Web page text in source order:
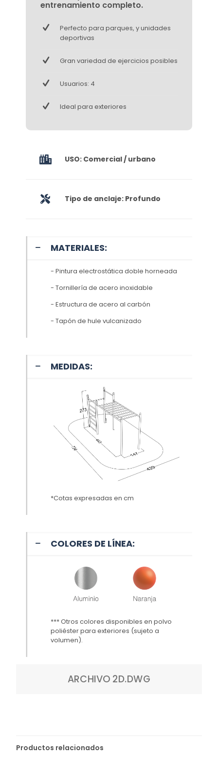
entrenamiento completo.
Perfecto para parques, y unidades
deportivas
Gran variedad de ejercicios posibles
Usuarios: 4
Ideal para exteriores
USO: Comercial / urbano
Tipo de anclaje: Profundo
MATERIALES:
- Pintura electrostática doble horneada
- Tornillería de acero inoxidable
- Estructura de acero al carbón
- Tapón de hule vulcanizado
MEDIDAS:
*Cotas expresadas en cm
COLORES DE LÍNEA:
*** Otros colores disponibles en polvo
poliéster para exteriores (sujeto a
volumen).
ARCHIVO 2D.DWG
Productos relacionados